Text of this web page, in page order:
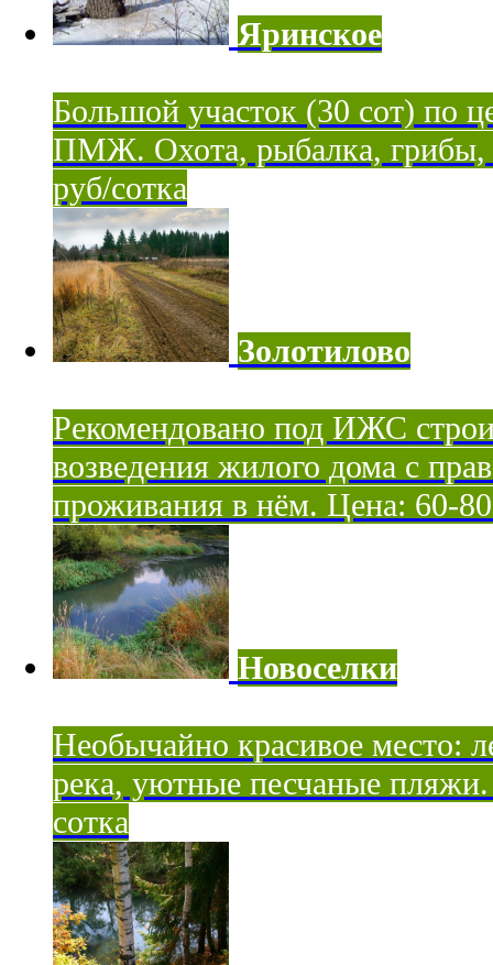
Яринское
Большой участок (30 сот) по
ПМЖ. Охота, рыбалка, грибы,
руб/сотка
Золотилово
Рекомендовано под ИЖС
возведения жилого дома с
проживания в нём. Цена: 60-80
Новоселки
Необычайно красивое место:
река, уютные песчаные
сотка